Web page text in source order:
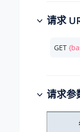
请求
GET
请求参